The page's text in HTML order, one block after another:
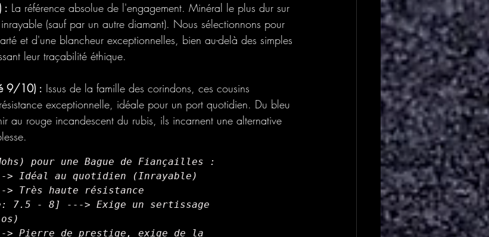
: La référence absolue de l'engagement. Minéral le plus dur sur
(sauf par un autre diamant). Nous sélectionnons pour
et d'une blancheur exceptionnelles, bien au-delà des simples
leur traçabilité éthique.
9/10) : Issus de la famille des corindons, ces cousins
exceptionnelle, idéale pour un port quotidien. Du bleu
au rouge incandescent du rubis, ils incarnent une alternative
pour une Bague de Fiançailles :
Idéal au quotidien (Inrayable)
Très haute résistance
7.5 - 8] ---> Exige un sertissage
Pierre de prestige, exige de la